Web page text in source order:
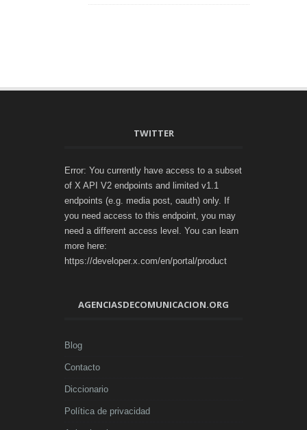
TWITTER
Error: You currently have access to a subset
of X API V2 endpoints and limited v1.1
endpoints (e.g. media post, oauth) only. If
you need access to this endpoint, you may
need a different access level. You can learn
more here:
https://developer.x.com/en/portal/product
AGENCIASDECOMUNICACION.ORG
Blog
Contacto
Diccionario
Política de privacidad